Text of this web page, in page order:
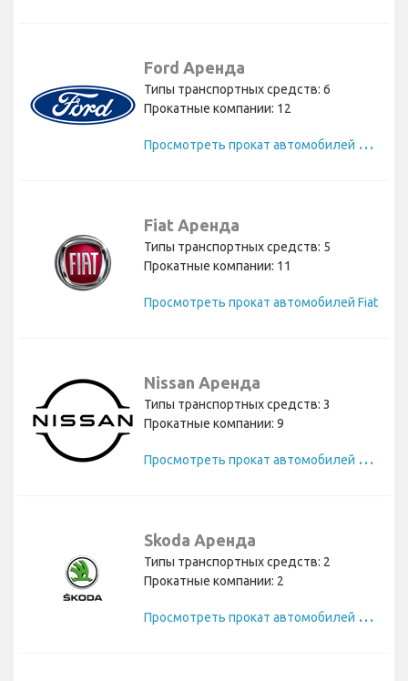
Ford Аренда
Типы транспортных средств: 6
Прокатные компании: 12
П
росмотреть прокат автомобилей Ford
Fiat Аренда
Типы транспортных средств: 5
Прокатные компании: 11
Просмотреть прокат автомобилей Fiat
Nissan Аренда
Типы транспортных средств: 3
Прокатные компании: 9
П
росмотреть прокат автомобилей Nissan
Skoda Аренда
Типы транспортных средств: 2
Прокатные компании: 2
П
росмотреть прокат автомобилей Skoda